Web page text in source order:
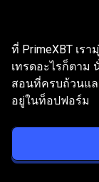
ที่
คุณ
ต้องการ
ความ
ทุกสิ่งที่คุ
ความสำเ
ที่ PrimeXBT เร
เทรดอะไรก็ตาม
สอนที่ครบถ้วนแ
อยู่ในท็อปฟอร์ม